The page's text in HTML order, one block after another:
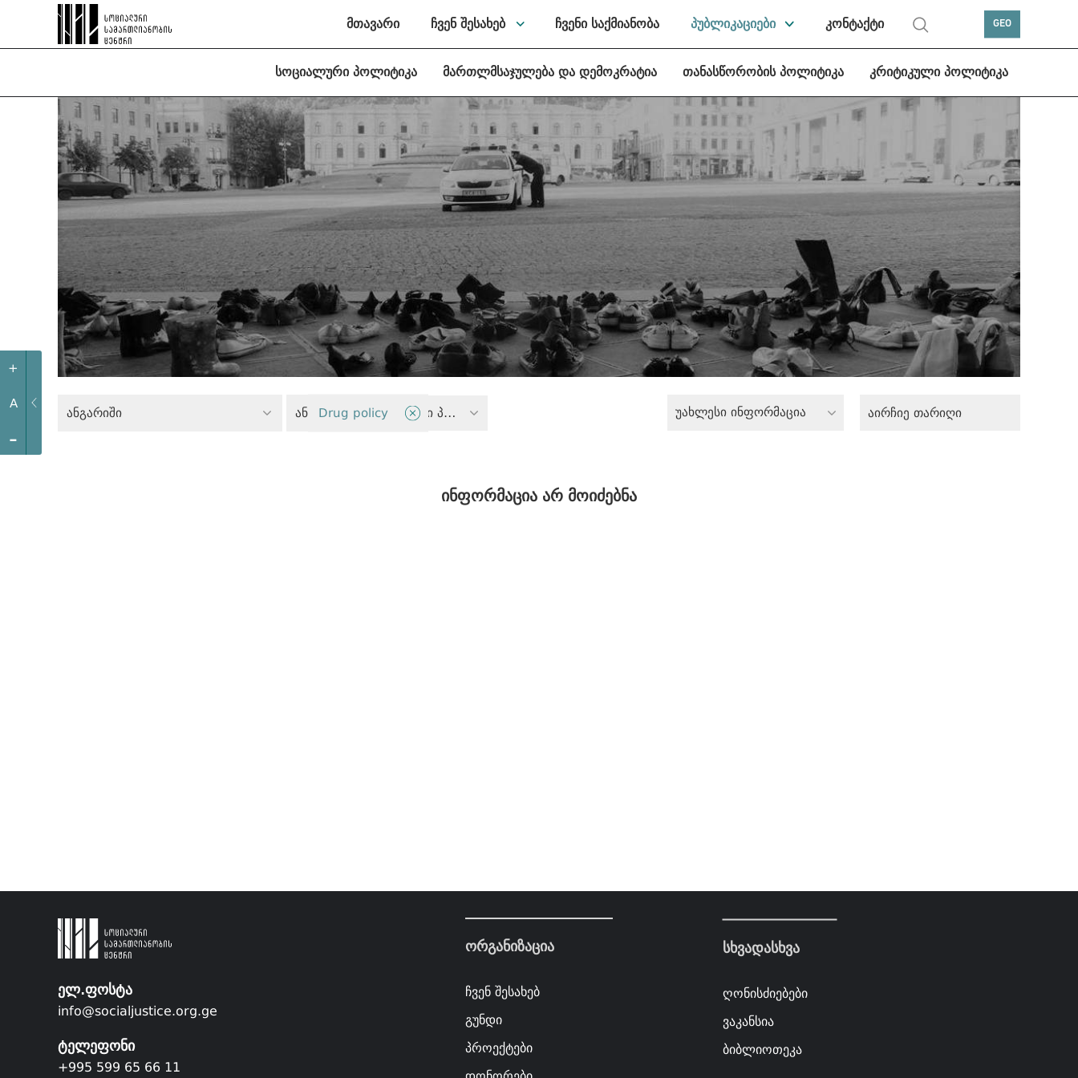
+
A
-
მთავარი ჩვენ შესახებ ჩვენი საქმიანობა პუბლიკაციები კონტაქტი GEO
სოციალური პოლიტიკა მართლმსაჯულება და დემოკრატია თანასწორობის პოლიტიკა კრიტიკული პოლიტიკა
ანგარიში ანტიდისკრიმინაციული პოლიტიკა
Drug policy უახლესი ინფორმაცია
ინფორმაცია არ მოიძებნა
ელ.ფოსტა
info@socialjustice.org.ge
ტელეფონი
+995 599 65 66 11
ორგანიზაცია
ჩვენ შესახებ
გუნდი
პროექტები
სხვადასხვა
ღონისძიებები
ვაკანსია
ბიბლიოთეკა